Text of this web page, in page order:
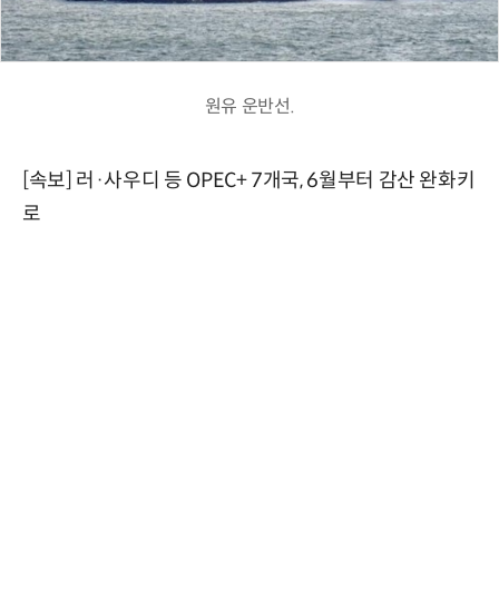
원유 운반선.
[속보] 러·사우디 등 OPEC+ 7개국, 6월부터 감산 완화키
로